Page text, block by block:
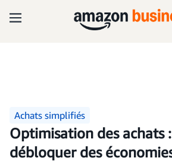
Achats simplifiés
Optimisation des achats
débloquer des